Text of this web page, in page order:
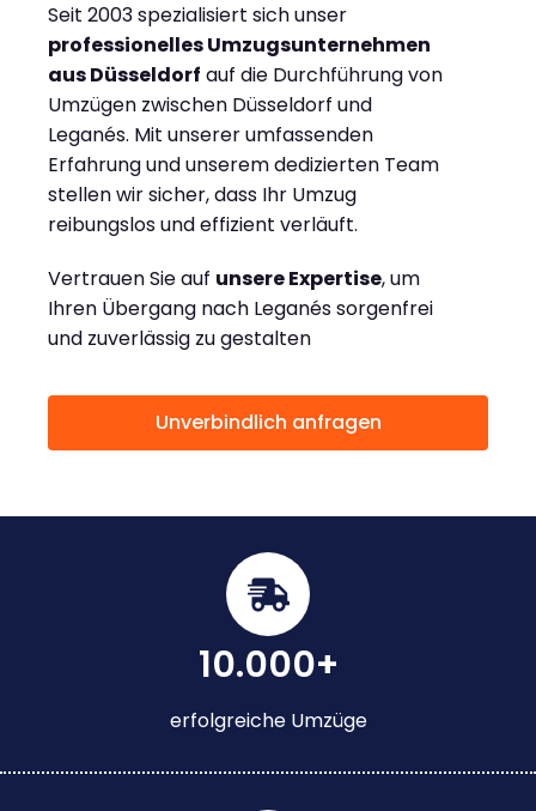
Seit 2003 spezialisiert sich unser
professionelles Umzugsunternehmen
aus Düsseldorf auf die Durchführung von
Umzügen zwischen Düsseldorf und
Leganés. Mit unserer umfassenden
Erfahrung und unserem dedizierten Team
stellen wir sicher, dass Ihr Umzug
reibungslos und effizient verläuft.
Vertrauen Sie auf unsere Expertise, um
Ihren Übergang nach Leganés sorgenfrei
und zuverlässig zu gestalten
Unverbindlich anfragen
10.000+
erfolgreiche Umzüge